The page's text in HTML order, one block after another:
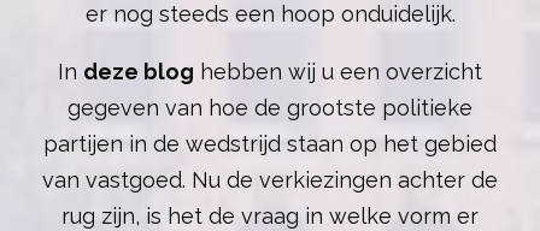
er nog steeds een hoop onduidelijk.
In deze blog hebben wij u een overzicht
gegeven van hoe de grootste politieke
partijen in de wedstrijd staan op het gebied
van vastgoed. Nu de verkiezingen achter de
rug zijn, is het de vraag in welke vorm er